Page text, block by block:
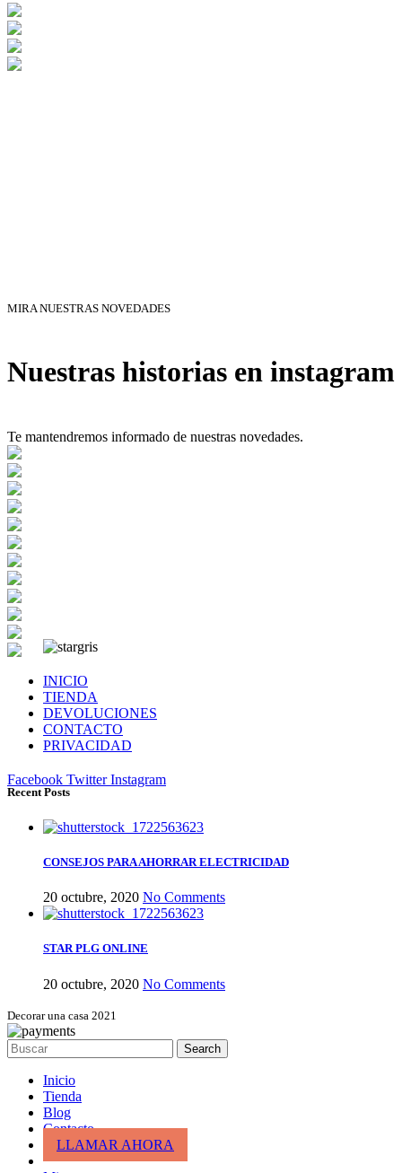
MIRA NUESTRAS NOVEDADES
Nuestras historias en instagram
Te mantendremos informado de nuestras novedades.
INICIO
TIENDA
DEVOLUCIONES
CONTACTO
PRIVACIDAD
Facebook Twitter Instagram
Recent Posts
CONSEJOS PARA AHORRAR ELECTRICIDAD
20 octubre, 2020 No Comments
STAR PLG ONLINE
20 octubre, 2020 No Comments
Decorar una casa 2021
Search
Inicio
Tienda
Blog
Contacto
LLAMAR AHORA